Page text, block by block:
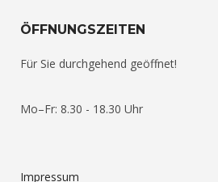
ÖFFNUNGSZEITEN
Für Sie durchgehend geöffnet!
Mo–Fr: 8.30 - 18.30 Uhr
Impressum